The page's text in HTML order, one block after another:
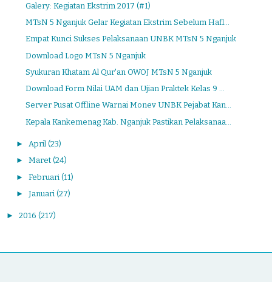
Galery: Kegiatan Ekstrim 2017 (#1)
MTsN 5 Nganjuk Gelar Kegiatan Ekstrim Sebelum Hafl...
Empat Kunci Sukses Pelaksanaan UNBK MTsN 5 Nganjuk
Download Logo MTsN 5 Nganjuk
Syukuran Khatam Al Qur'an OWOJ MTsN 5 Nganjuk
Download Form Nilai UAM dan Ujian Praktek Kelas 9 ...
Server Pusat Offline Warnai Monev UNBK Pejabat Kan...
Kepala Kankemenag Kab. Nganjuk Pastikan Pelaksanaa...
► April (23)
► Maret (24)
► Februari (11)
► Januari (27)
► 2016 (217)